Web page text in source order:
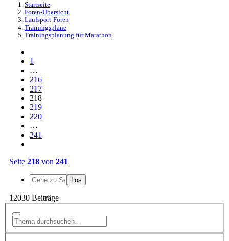
Startseite
Foren-Übersicht
Laufsport-Foren
Trainingspläne
Trainingsplanung für Marathon
1
…
216
217
218
219
220
…
241
Seite 218 von 241
12030 Beiträge